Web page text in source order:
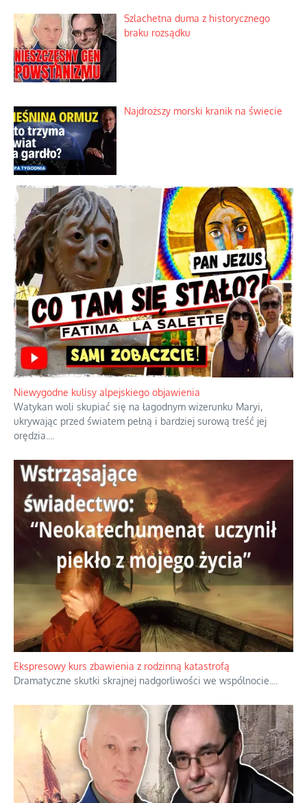
Szlachetna duma z historycznego
braku rozsądku
Najdroższy morski kranik na świecie
Niewygodne kulisy alpejskiego objawienia
Watykan woli skupiać się na łagodnym wizerunku Maryi,
ukrywając przed światem pełną i bardziej surową treść jej
orędzia.
Ekspresowy kurs zbawienia z rodzinną katastrofą
Dramatyczne skutki skrajnej nadgorliwości we wspólnocie.